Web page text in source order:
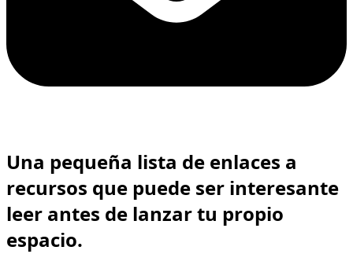
Una pequeña lista de enlaces a
recursos que puede ser interesante
leer antes de lanzar tu propio
espacio.